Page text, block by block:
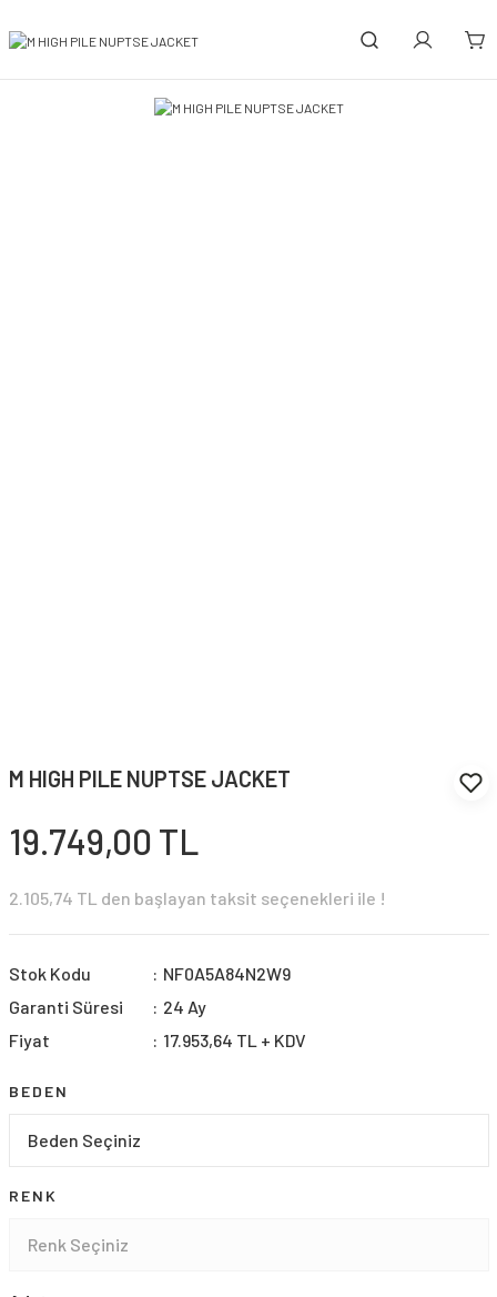
M HIGH PILE NUPTSE JACKET
19.749,00 TL
2.105,74 TL den başlayan taksit seçenekleri ile !
Stok Kodu
NF0A5A84N2W9
Garanti Süresi
24 Ay
Fiyat
17.953,64 TL + KDV
BEDEN
RENK